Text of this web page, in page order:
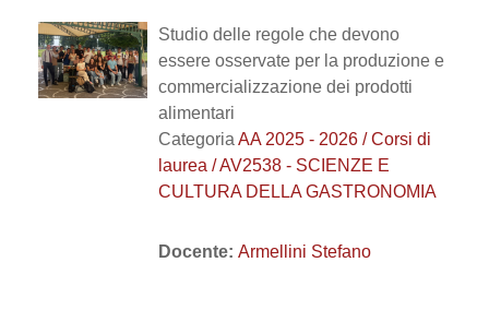
Studio delle regole che devono
essere osservate per la produzione e
commercializzazione dei prodotti
alimentari
Categoria AA 2025 - 2026 / Corsi di
laurea / AV2538 - SCIENZE E
CULTURA DELLA GASTRONOMIA
Docente: Armellini Stefano